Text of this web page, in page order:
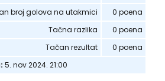
broj golova na utakmici
0 poena
Tačna razlika
0 poena
Tačan rezultat
0 poena
5. nov 2024. 21:00